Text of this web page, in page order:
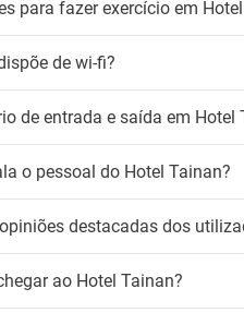
para fazer exercício em
de wi-fi?
de entrada e saída em Hotel
o pessoal do Hotel Tainan?
destacadas dos
ao Hotel Tainan?